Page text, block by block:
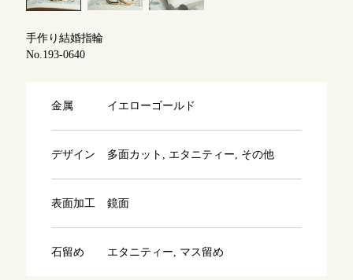
アフターケア・保証
ブログ
手作り結婚指輪
No.193-0640
金属 イエローゴールド
デザイン 多面カット, エタニティー, その他
表面加工 鏡面
石留め エタニティー, マス留め
吉祥寺店
川越店 来店ご予約
軽井沢店